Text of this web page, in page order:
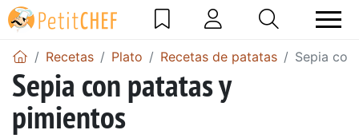
Recetas Plato Recetas de patatas Sepia
Sepia con patatas y
pimientos